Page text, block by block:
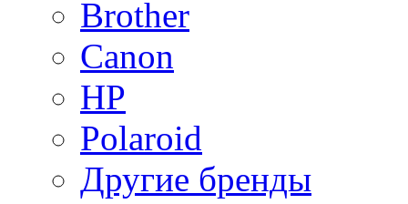
Brother
Canon
HP
Polaroid
Другие бренды